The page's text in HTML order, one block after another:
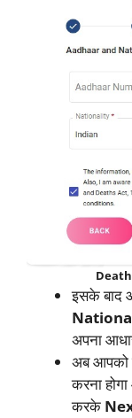
इसके बाद
अपना
अब आपको
करना
करके